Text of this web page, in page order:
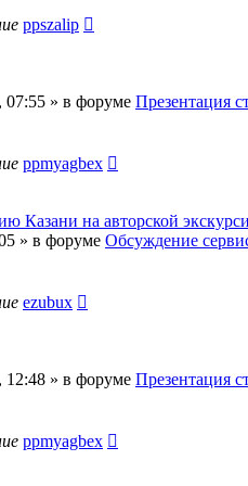
ppszalip
07:55 » в форуме Презентация
ppmyagbex
Казани на авторской
» в форуме Обсуждение
ezubux
12:48 » в форуме Презентация
ppmyagbex